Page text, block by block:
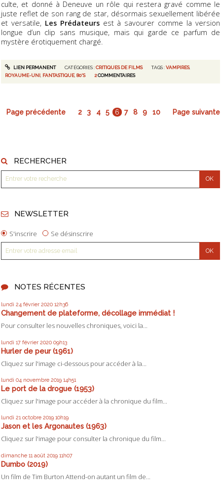
culte, et donné à Deneuve un rôle qui restera gravé comme le
juste reflet de son rang de star, désormais sexuellement libérée
et versatile, Les Prédateursest à savourer comme la version
longue d’un clip sans musique, mais qui garde ce parfum de
mystère érotiquement chargé.
LIEN PERMANENT CATÉGORIES :CRITIQUES DE FILMS TAGS :VAMPIRES,
ROYAUME-UNI FANTASTIQUE ,80'S 2COMMENTAIRES
Page précédente 2 3 4 5 6 7 8 9 10 Page suivante
RECHERCHER
NEWSLETTER
S'inscrire Se désinscrire
NOTES RÉCENTES
lundi 24 février 2020 12h36
Changement de plateforme, décollage immédiat !
Pour consulter les nouvelles chroniques, voici la...
lundi 17 février 2020 09h13
Hurler de peur (1961)
Cliquez sur l'image ci-dessous pour accéder à la...
lundi 04 novembre 2019 14h51
Le port de la drogue (1953)
Cliquez sur l'image pour accéder à la chronique du film...
lundi 21 octobre 2019 10h19
Jason et les Argonautes (1963)
Cliquez sur l'image pour consulter la chronique du film...
dimanche 11 août 2019 11h07
Dumbo (2019)
Un film de Tim Burton Attend-on autant un film de...